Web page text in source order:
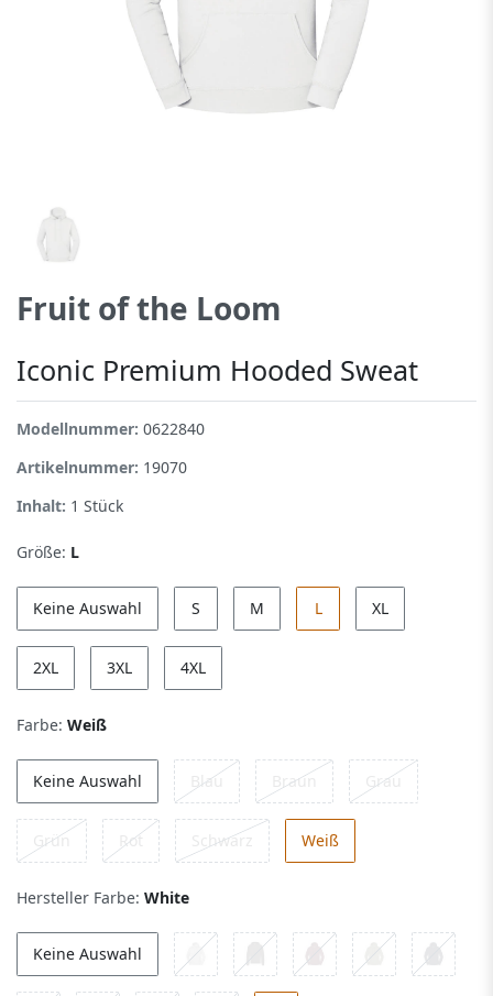
Fruit of the Loom
Iconic Premium Hooded Sweat
Modellnummer: 0622840
Artikelnummer: 19070
Inhalt: 1 Stück
Größe: L
Keine Auswahl S M L XL
2XL 3XL 4XL
Farbe: Weiß
Keine Auswahl Blau Braun Grau
Grün Rot Schwarz Weiß
Hersteller Farbe: White
Keine Auswahl